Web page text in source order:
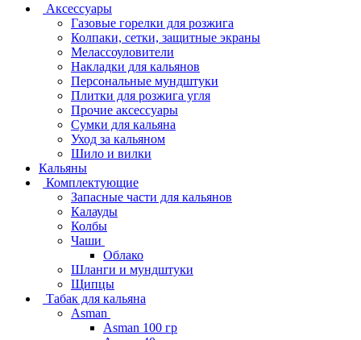
Аксессуары
Газовые горелки для розжига
Колпаки, сетки, защитные экраны
Мелассоуловители
Накладки для кальянов
Персональные мундштуки
Плитки для розжига угля
Прочие аксессуары
Сумки для кальяна
Уход за кальяном
Шило и вилки
Кальяны
Комплектующие
Запасные части для кальянов
Калауды
Колбы
Чаши
Облако
Шланги и мундштуки
Щипцы
Табак для кальяна
Asman
Asman 100 гр